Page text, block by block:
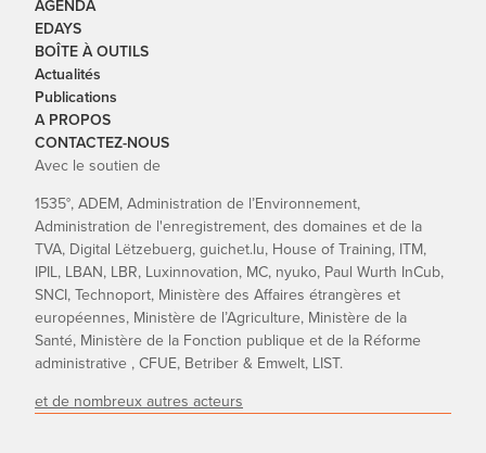
AGENDA
EDAYS
BOÎTE À OUTILS
Actualités
Publications
A PROPOS
CONTACTEZ-NOUS
Avec le soutien de
1535°, ADEM, Administration de l’Environnement,
Administration de l'enregistrement, des domaines et de la
TVA, Digital Lëtzebuerg, guichet.lu, House of Training, ITM,
IPIL, LBAN, LBR, Luxinnovation, MC, nyuko, Paul Wurth InCub,
SNCI, Technoport, Ministère des Affaires étrangères et
européennes, Ministère de l’Agriculture, Ministère de la
Santé, Ministère de la Fonction publique et de la Réforme
administrative , CFUE, Betriber & Emwelt, LIST.
et de nombreux autres acteurs